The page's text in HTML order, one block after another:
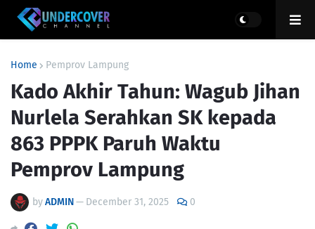
Home Pemprov Lampung
Kado Akhir Tahun: Wagub Jihan
Nurlela Serahkan SK kepada
863 PPPK Paruh Waktu
Pemprov Lampung
byADMIN— December 31, 2025 0